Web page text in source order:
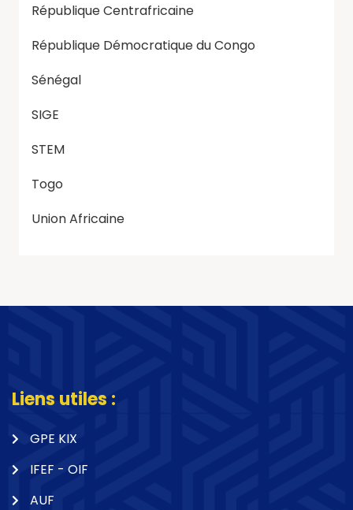
République Centrafricaine
République Démocratique du Congo
Sénégal
SIGE
STEM
Togo
Union Africaine
Liens utiles :
GPE KIX
IFEF - OIF
AUF